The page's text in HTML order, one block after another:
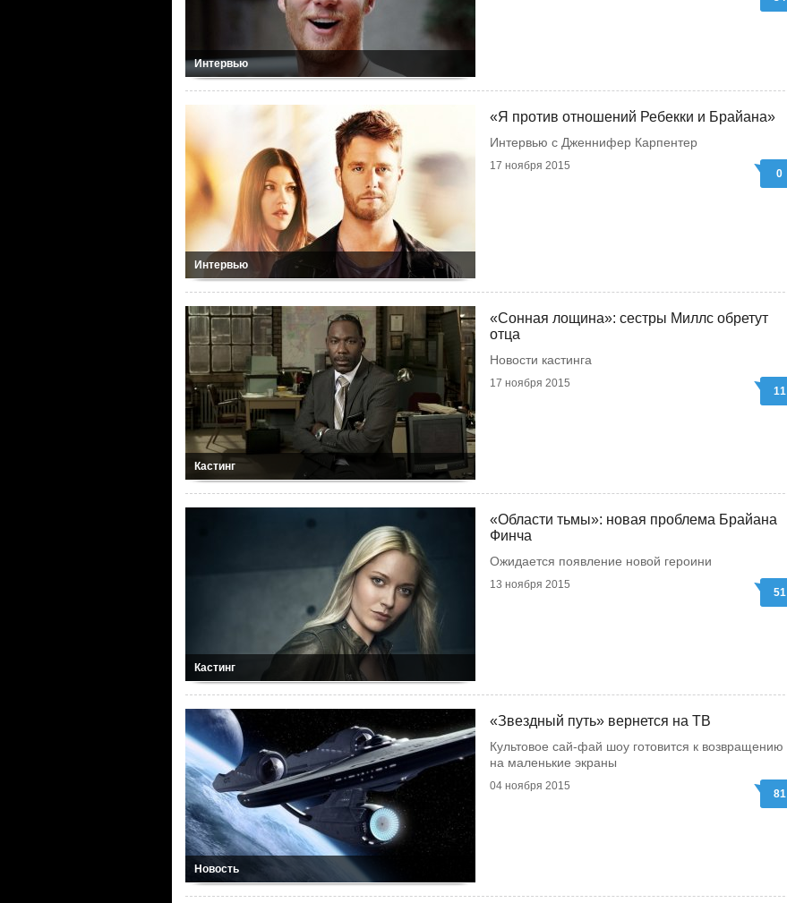
Интервью
Интервью
«Я против отношений Ребекки и Брайана»
Интервью с Дженнифер Карпентер
17 ноября 2015
0
Кастинг
«Сонная лощина»: сестры Миллс обретут
отца
Новости кастинга
17 ноября 2015
11
Кастинг
«Области тьмы»: новая проблема Брайана
Финча
Ожидается появление новой героини
13 ноября 2015
51
Новость
«Звездный путь» вернется на ТВ
Культовое сай-фай шоу готовится к возвращению
на маленькие экраны
04 ноября 2015
81